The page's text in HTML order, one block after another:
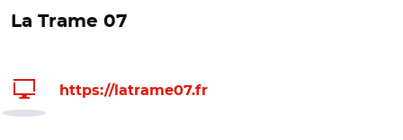
La Trame 07
https://latrame07.fr